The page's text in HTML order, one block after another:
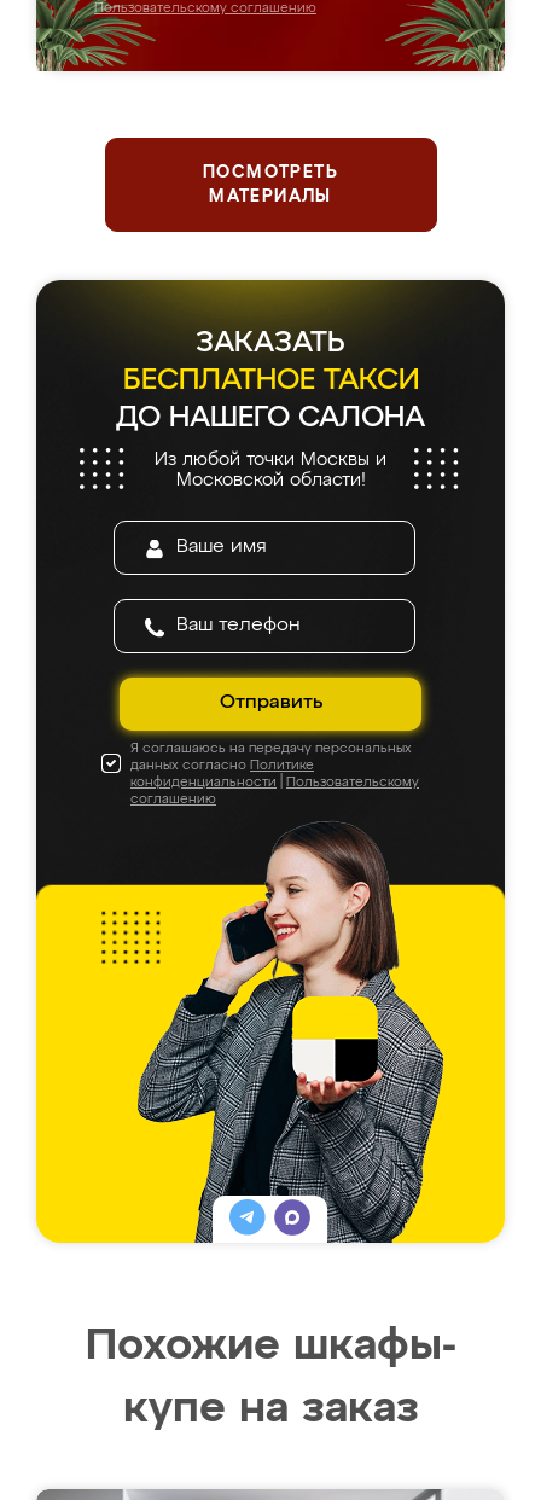
Пользовательскому соглашению
ПОСМОТРЕТЬ
МАТЕРИАЛЫ
ЗАКАЗАТЬ
БЕСПЛАТНОЕ ТАКСИ
ДО НАШЕГО САЛОНА
Из любой точки Москвы и
Московской области!
Отправить
Я соглашаюсь на передачу персональных
данных согласно Политике
конфиденциальности
Пользовательскому
соглашению
Похожие шкафы-
купе на заказ